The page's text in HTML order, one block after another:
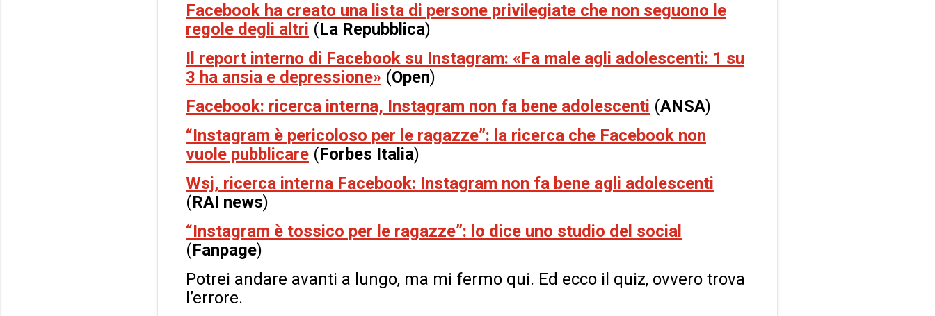
Facebook ha creato una lista di persone privilegiate che non seguono le
regole degli altri (La Repubblica)
Il report interno di Facebook su Instagram: «Fa male agli adolescenti: 1 su
3 ha ansia e depressione» (Open)
Facebook: ricerca interna, Instagram non fa bene adolescenti (ANSA)
“Instagram è pericoloso per le ragazze”: la ricerca che Facebook non
vuole pubblicare (Forbes Italia)
Wsj, ricerca interna Facebook: Instagram non fa bene agli adolescenti
(RAI news)
“Instagram è tossico per le ragazze”: lo dice uno studio del social
(Fanpage)
Potrei andare avanti a lungo, ma mi fermo qui. Ed ecco il quiz, ovvero trova
l’errore.